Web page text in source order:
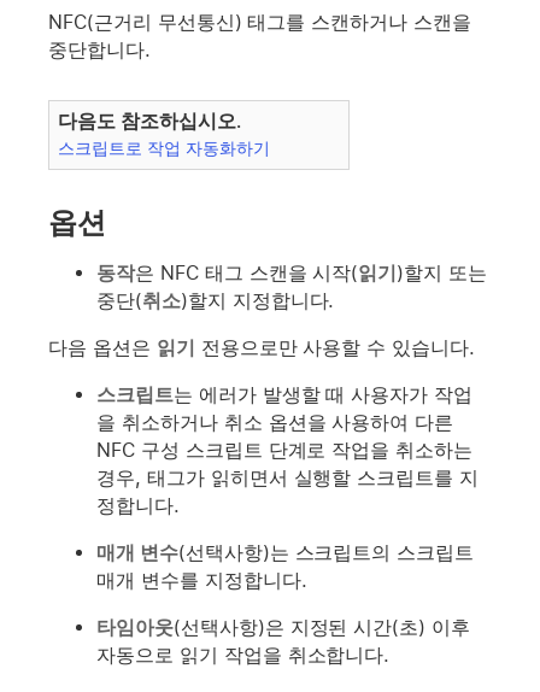
NFC(근거리 무선통신) 태그를 스캔하거나 스캔을
중단합니다.
다음도 참조하십시오.
스크립트로 작업 자동화하기
옵션
동작은 NFC 태그 스캔을 시작(읽기)할지 또는
중단(취소)할지 지정합니다.
다음 옵션은 읽기 전용으로만 사용할 수 있습니다.
스크립트는 에러가 발생할 때 사용자가 작업
을 취소하거나 취소 옵션을 사용하여 다른
NFC 구성 스크립트 단계로 작업을 취소하는
경우, 태그가 읽히면서 실행할 스크립트를 지
정합니다.
매개 변수(선택사항)는 스크립트의 스크립트
매개 변수를 지정합니다.
타임아웃(선택사항)은 지정된 시간(초) 이후
자동으로 읽기 작업을 취소합니다.